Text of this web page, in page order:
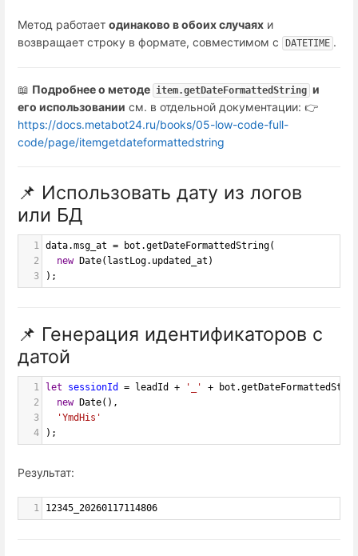
Метод работает одинаково в обоих случаях и
возвращает строку в формате, совместимом с
DATETIME .
📖 Подробнее о методе item.getDateFormattedString и
его использовании см. в отдельной документации: 👉
https://docs.metabot24.ru/books/05-low-code-full-
code/page/itemgetdateformattedstring
📌 Использовать дату из логов
или БД
1 data.msg_at = bot .getDateFormattedString(
2
new Date( lastLog. updated_at )
3
);
📌 Генерация идентификаторов с
датой
1 let sessionId = leadId + '_' + bot .
2
new Date(),
3
'YmdHis'
4
);
Результат:
1 12345_20260117114806